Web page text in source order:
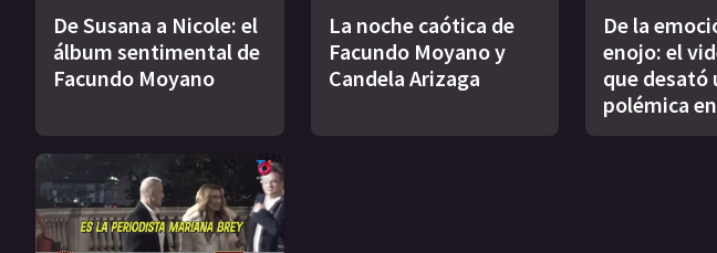
De Susana a Nicole: el
álbum sentimental de
Facundo Moyano
La noche caótica de
Facundo Moyano y
Candela Arizaga
De la
enojo: el
que desató
polémica